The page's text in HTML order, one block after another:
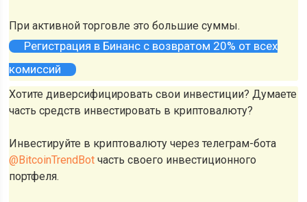
При активной торговле это большие суммы.
Регистрация в Бинанс с возвратом 20% от всех
комиссий
Хотите диверсифицировать свои инвестиции? Думаете
часть средств инвестировать в криптовалюту?
Инвестируйте в криптовалюту через телеграм-бота
@BitcoinTrendBot часть своего инвестиционного
портфеля.